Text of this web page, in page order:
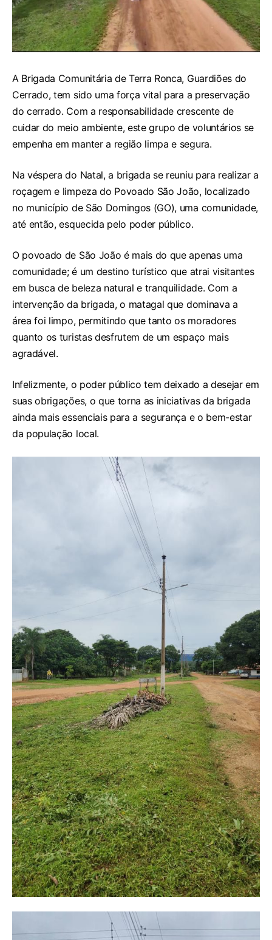
A Brigada Comunitária de Terra Ronca, Guardiões do
Cerrado, tem sido uma força vital para a preservação
do cerrado. Com a responsabilidade crescente de
cuidar do meio ambiente, este grupo de voluntários se
empenha em manter a região limpa e segura.
Na véspera do Natal, a brigada se reuniu para realizar a
roçagem e limpeza do Povoado São João, localizado
no município de São Domingos (GO), uma comunidade,
até então, esquecida pelo poder público.
O povoado de São João é mais do que apenas uma
comunidade; é um destino turístico que atrai visitantes
em busca de beleza natural e tranquilidade. Com a
intervenção da brigada, o matagal que dominava a
área foi limpo, permitindo que tanto os moradores
quanto os turistas desfrutem de um espaço mais
agradável.
Infelizmente, o poder público tem deixado a desejar em
suas obrigações, o que torna as iniciativas da brigada
ainda mais essenciais para a segurança e o bem-estar
da população local.